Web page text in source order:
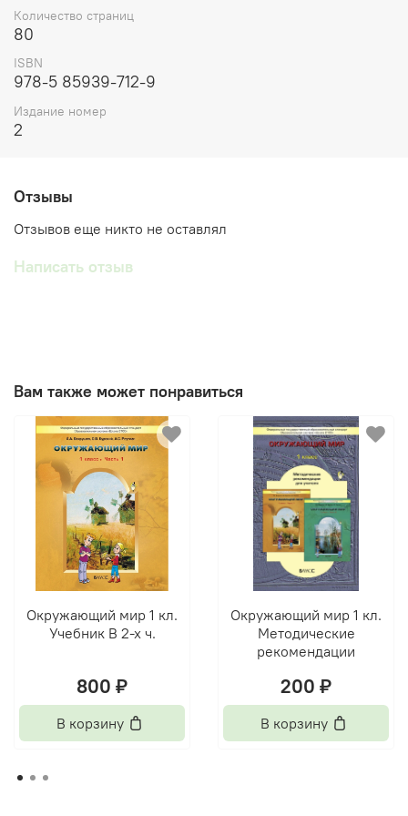
Количество страниц
80
ISBN
978-5 85939-712-9
Издание номер
2
Отзывы
Отзывов еще никто не оставлял
Написать отзыв
Вам также может понравиться
Окружающий мир 1 кл.
Учебник В 2-х ч.
800 ₽
В корзину
Окружающий мир 1 кл.
Методические
рекомендации
200 ₽
В корзину